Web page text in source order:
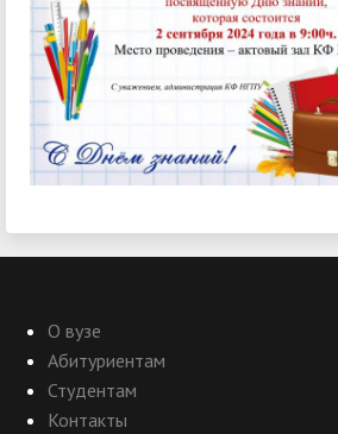
О вузе
Абитуриентам
Студентам
Контакты